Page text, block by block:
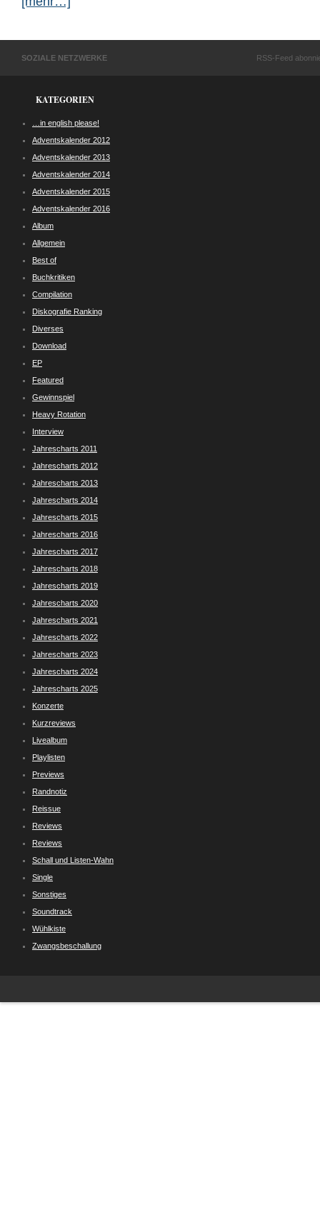
SOZIALE NETZWERKE RSS-Feed
KATEGORIEN
…in english please!
Adventskalender 2012
Adventskalender 2013
Adventskalender 2014
Adventskalender 2015
Adventskalender 2016
Album
Allgemein
Best of
Buchkritiken
Compilation
Diskografie Ranking
Diverses
Download
EP
Featured
Gewinnspiel
Heavy Rotation
Interview
Jahrescharts 2011
Jahrescharts 2012
Jahrescharts 2013
Jahrescharts 2014
Jahrescharts 2015
Jahrescharts 2016
Jahrescharts 2017
Jahrescharts 2018
Jahrescharts 2019
Jahrescharts 2020
Jahrescharts 2021
Jahrescharts 2022
Jahrescharts 2023
Jahrescharts 2024
Jahrescharts 2025
Konzerte
Kurzreviews
Livealbum
Playlisten
Previews
Randnotiz
Reissue
Reviews
Reviews
Schall und Listen-Wahn
Single
Sonstiges
Soundtrack
Wühlkiste
Zwangsbeschallung